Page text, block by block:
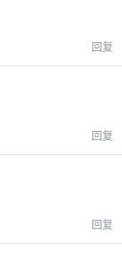
回复
回复
回复